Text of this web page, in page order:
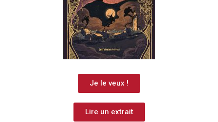
Je le veux !
Lire un extrait